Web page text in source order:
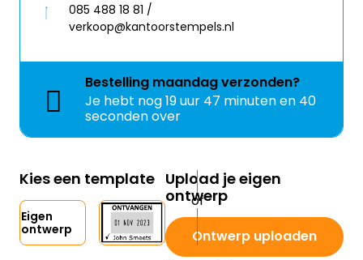
085 488 18 81 /
verkoop@kantoorstempels.nl
Bestelling maandagverzonden?
Je hebt nog19 uur 47 minuten en 40
seconden over
Kies een template
Eigen
ontwerp
Upload je eigen
ontwerp
Ontwerp uploaden